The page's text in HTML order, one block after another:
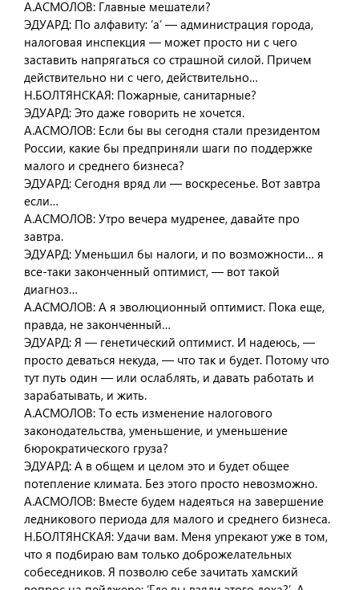
А.АСМОЛОВ: Главные мешатели?
ЭДУАРД: По алфавиту: ‘а’ — администрация города,
налоговая инспекция — может просто ни с чего
заставить напрягаться со страшной силой. Причем
действительно ни с чего, действительно…
Н.БОЛТЯНСКАЯ: Пожарные, санитарные?
ЭДУАРД: Это даже говорить не хочется.
А.АСМОЛОВ: Если бы вы сегодня стали президентом
России, какие бы предприняли шаги по поддержке
малого и среднего бизнеса?
ЭДУАРД: Сегодня вряд ли — воскресенье. Вот завтра
если…
А.АСМОЛОВ: Утро вечера мудренее, давайте про
завтра.
ЭДУАРД: Уменьшил бы налоги, и по возможности… я
все-таки законченный оптимист, — вот такой
диагноз…
А.АСМОЛОВ: А я эволюционный оптимист. Пока еще,
правда, не законченный…
ЭДУАРД: Я — генетический оптимист. И надеюсь, —
просто деваться некуда, — что так и будет. Потому что
тут путь один — или ослаблять, и давать работать и
зарабатывать, и жить.
А.АСМОЛОВ: То есть изменение налогового
законодательства, уменьшение, и уменьшение
бюрократического груза?
ЭДУАРД: А в общем и целом это и будет общее
потепление климата. Без этого просто невозможно.
А.АСМОЛОВ: Вместе будем надеяться на завершение
ледникового периода для малого и среднего бизнеса.
Н.БОЛТЯНСКАЯ: Удачи вам. Меня упрекают уже в том,
что я подбираю вам только доброжелательных
собеседников. Я позволю себе зачитать хамский